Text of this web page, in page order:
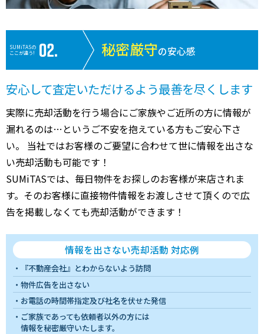
SUMiTASの
ここが違う!
秘密厳守の安心感
安心して査定いただけるよう最善を尽くします
実際に売却活動を行う場合にご家族やご近所の方に情報が
漏れるのは…というご不安を抱えている方もご安心下さ
い。 当社ではお客様のご要望に合わせて世に情報を出さな
い売却活動も可能です！
SUMiTASでは、毎日物件をお探しのお客様が来店されま
す。そのお客様に直接物件情報をお渡しさせて頂くので広
告を掲載しなくても売却活動ができます！
情報を出さない売却活動 対応例
『不動産会社』とわからないよう訪問
物件広告を出さない
お電話の時間帯指定及び社名を伏せた発信
ご家族であっても依頼者以外の方には
情報を秘密厳守いたします。